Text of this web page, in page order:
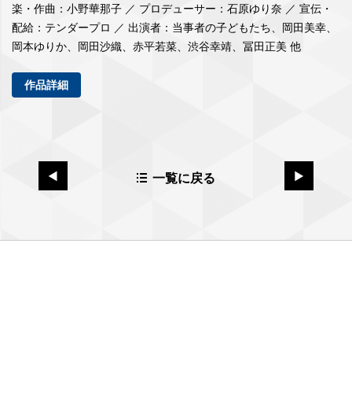
楽・作曲：小野華那子 ／ プロデューサー：石原ゆり奈 ／ 宣伝・
配給：テンダープロ ／ 出演者：当事者の子どもたち、岡田美幸、
岡本ゆりか、岡田沙織、赤平若菜、渋谷幸靖、冨田正美 他
作品詳細
一覧に戻る